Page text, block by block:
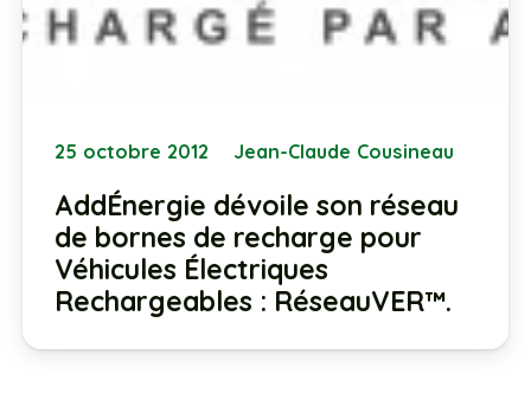
25 octobre 2012 Jean-Claude Cousineau
AddÉnergie dévoile son réseau
de bornes de recharge pour
Véhicules Électriques
Rechargeables : RéseauVER™.